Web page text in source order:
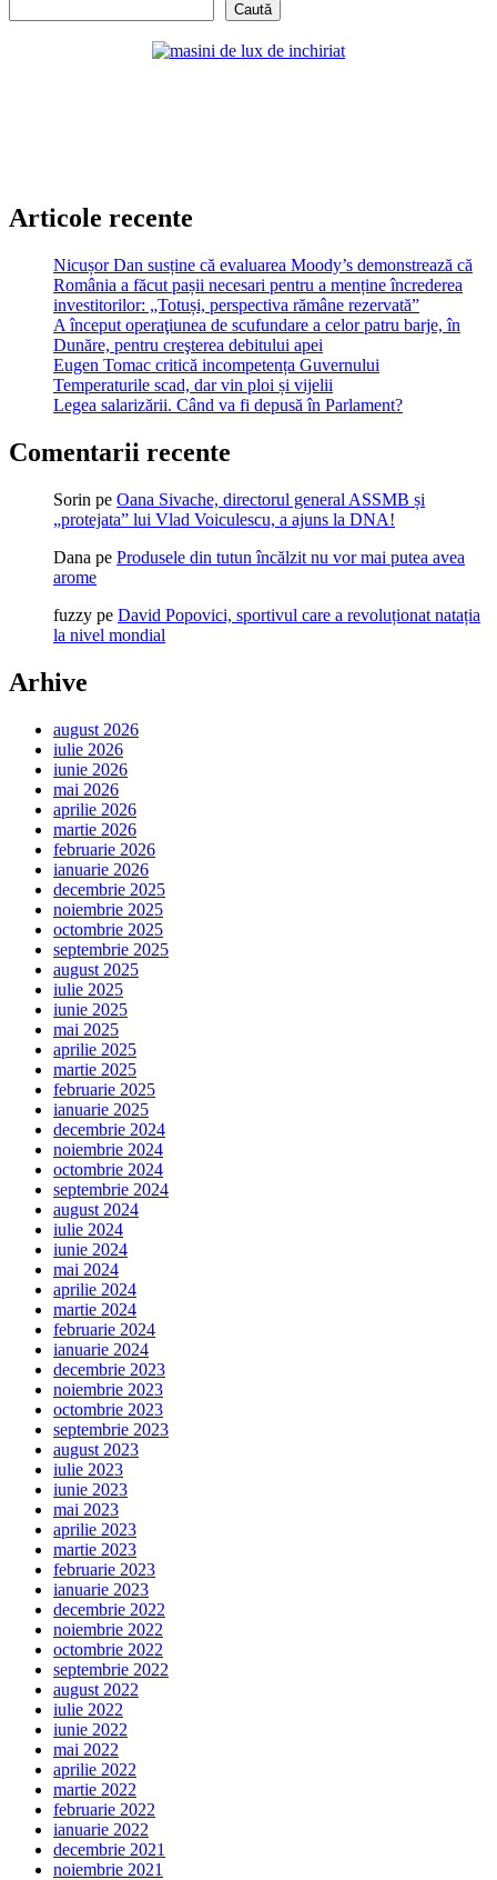
Caută
Articole recente
Nicușor Dan susține că evaluarea Moody’s demonstrează că
România a făcut pașii necesari pentru a menține încrederea
investitorilor: „Totuși, perspectiva rămâne rezervată”
A început operaţiunea de scufundare a celor patru barje, în
Dunăre, pentru creşterea debitului apei
Eugen Tomac critică incompetența Guvernului
Temperaturile scad, dar vin ploi și vijelii
Legea salarizării. Când va fi depusă în Parlament?
Comentarii recente
Sorin pe Oana Sivache, directorul general ASSMB și
„protejata” lui Vlad Voiculescu, a ajuns la DNA!
Dana pe Produsele din tutun încălzit nu vor mai putea avea
arome
fuzzy pe David Popovici, sportivul care a revoluționat natația
la nivel mondial
Arhive
august 2026
iulie 2026
iunie 2026
mai 2026
aprilie 2026
martie 2026
februarie 2026
ianuarie 2026
decembrie 2025
noiembrie 2025
octombrie 2025
septembrie 2025
august 2025
iulie 2025
iunie 2025
mai 2025
aprilie 2025
martie 2025
februarie 2025
ianuarie 2025
decembrie 2024
noiembrie 2024
octombrie 2024
septembrie 2024
august 2024
iulie 2024
iunie 2024
mai 2024
aprilie 2024
martie 2024
februarie 2024
ianuarie 2024
decembrie 2023
noiembrie 2023
octombrie 2023
septembrie 2023
august 2023
iulie 2023
iunie 2023
mai 2023
aprilie 2023
martie 2023
februarie 2023
ianuarie 2023
decembrie 2022
noiembrie 2022
octombrie 2022
septembrie 2022
august 2022
iulie 2022
iunie 2022
mai 2022
aprilie 2022
martie 2022
februarie 2022
ianuarie 2022
decembrie 2021
noiembrie 2021